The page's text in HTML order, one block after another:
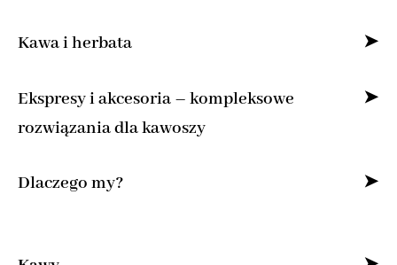
Kawa i herbata
Specjalizujemy się w sprzedaży kawy ziarnistej
i mielonej online,
całego świata.
Ekspresy i akcesoria – kompleksowe
rozwiązania dla kawoszy
Dla osób, które pragną cieszyć się kawą jak z
Dlaczego my?